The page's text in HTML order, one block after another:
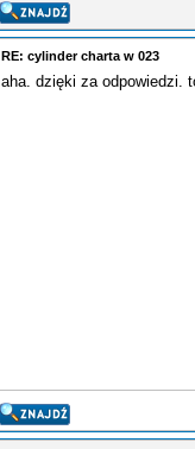
RE: cylinder charta w 023
aha. dzięki za odpowiedzi.